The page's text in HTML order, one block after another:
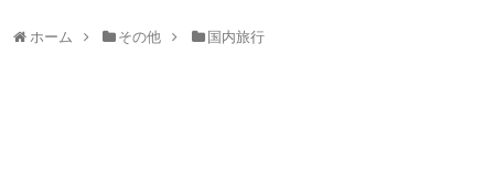
ホーム その他 国内旅行